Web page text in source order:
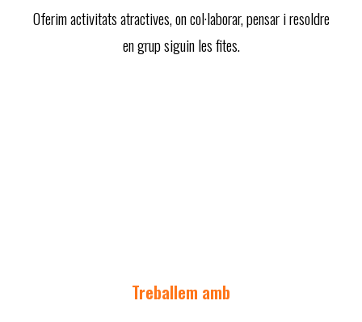
Oferim activitats atractives, on col·laborar, pensar i resoldre
en grup siguin les fites.
Treballem amb